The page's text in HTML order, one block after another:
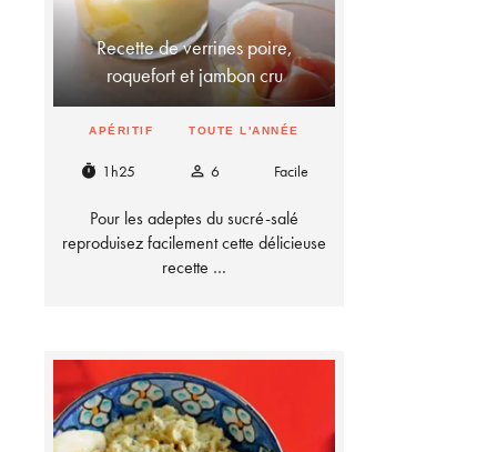
Recette de verrines poire,
roquefort et jambon cru
APÉRITIF TOUTE L'ANNÉE
timer 1h25 person_outline 6 Facile
Pour les adeptes du sucré-salé
reproduisez facilement cette délicieuse
recette …